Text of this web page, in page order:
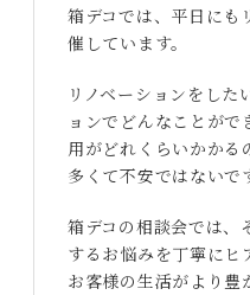
箱デコでは、平日にも
催しています。
リノベーションをした
ョンでどんなことがで
用がどれくらいかかる
多くて不安ではないで
箱デコの相談会では、
するお悩みを丁寧にヒ
お客様の生活がより豊